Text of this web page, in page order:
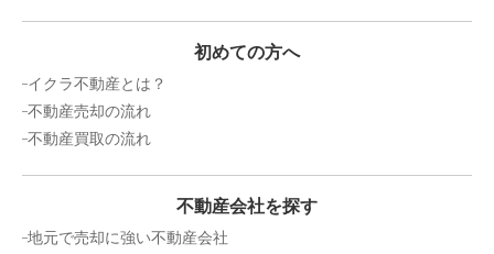
井口台南パークハウス
階数: 3階
2024年10月
フローレンス庚午中ステイゴールド
初めての方へ
イクラ不動産とは？
不動産売却の流れ
不動産買取の流れ
不動産会社を探す
地元で売却に強い不動産会社